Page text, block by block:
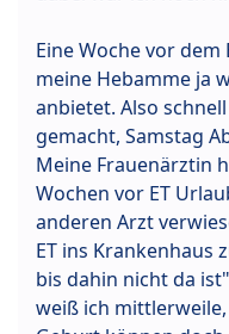
Eine Woche vor
meine Hebamme ja
anbietet. Also
gemacht, Samstag
Meine Frauenärztin
Wochen vor ET
anderen Arzt
ET ins Krankenhaus
bis dahin nicht da
weiß ich